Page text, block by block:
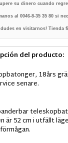
su dinero cuando
al 0046-8-35 35 80 si
dudes en visitarnos! Tienda
del producto:
18års
senare.
är 52 cm i utfällt